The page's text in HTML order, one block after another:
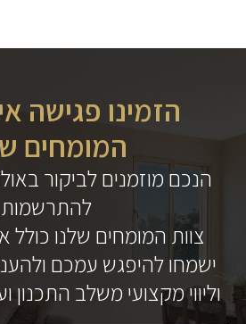
הזמינו פגישה
המומחים
הנכם מוזמנים לביקור
להתרשמות
צוות המומחים שלנו כולל
ישמחו להיפגש עמכם
וליווי מקצועי משלב